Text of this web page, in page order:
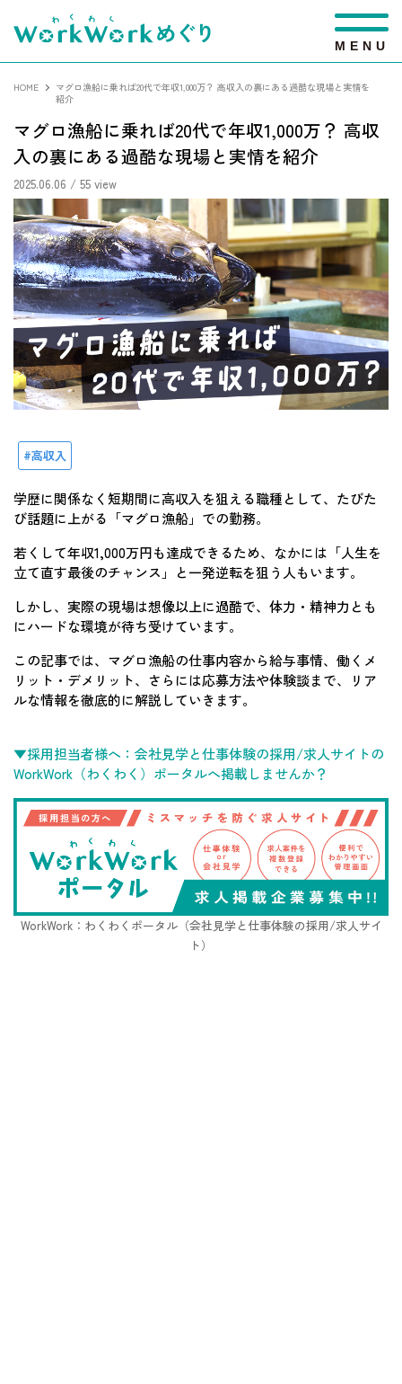
M E N U
HOME
マグロ漁船に乗れば20代で年収1,000万？ 高収入の裏にある過酷な現場と実情を
紹介
マグロ漁船に乗れば20代で年収1,000万？ 高収
入の裏にある過酷な現場と実情を紹介
2025.06.06 / 55 view
高収入
学歴に関係なく短期間に高収入を狙える職種として、たびた
び話題に上がる「マグロ漁船」での勤務。
若くして年収1,000万円も達成できるため、なかには「人生を
立て直す最後のチャンス」と一発逆転を狙う人もいます。
しかし、実際の現場は想像以上に過酷で、体力・精神力とも
にハードな環境が待ち受けています。
この記事では、マグロ漁船の仕事内容から給与事情、働くメ
リット・デメリット、さらには応募方法や体験談まで、リア
ルな情報を徹底的に解説していきます。
▼採用担当者様へ：会社見学と仕事体験の採用/求人サイトの
WorkWork（わくわく）ポータルへ掲載しませんか？
WorkWork：わくわくポータル（会社見学と仕事体験の採用/求人サイ
ト）